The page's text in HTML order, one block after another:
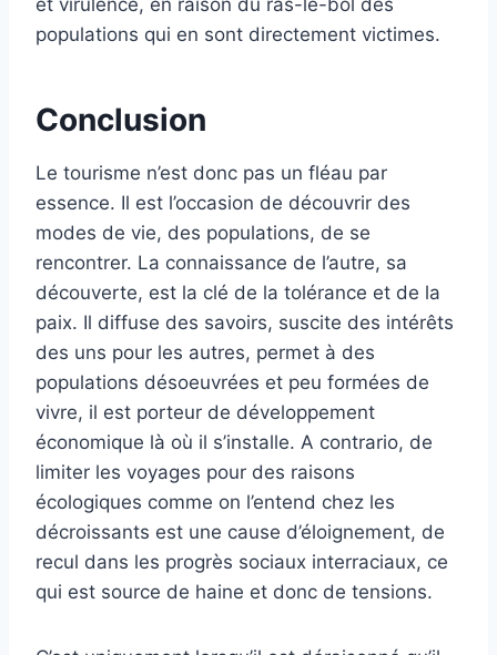
et virulence, en raison du ras-le-bol des
populations qui en sont directement victimes.
Conclusion
Le tourisme n’est donc pas un fléau par
essence. Il est l’occasion de découvrir des
modes de vie, des populations, de se
rencontrer. La connaissance de l’autre, sa
découverte, est la clé de la tolérance et de la
paix. Il diffuse des savoirs, suscite des intérêts
des uns pour les autres, permet à des
populations désoeuvrées et peu formées de
vivre, il est porteur de développement
économique là où il s’installe. A contrario, de
limiter les voyages pour des raisons
écologiques comme on l’entend chez les
décroissants est une cause d’éloignement, de
recul dans les progrès sociaux interraciaux, ce
qui est source de haine et donc de tensions.